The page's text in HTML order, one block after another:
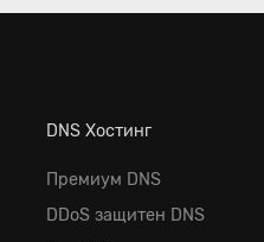
DNS Хостинг
Премиум DNS
DDoS защитен DNS